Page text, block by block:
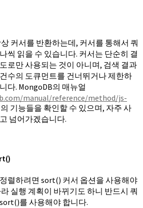
커서를 반환하는데, 커서를 통해서 쿼
씩 읽을 수 있습니다. 커서는 단순히 결
로만 사용되는 것이 아니며, 검색 결과
수의 도큐먼트를 건너뛰거나 제한하
다. MongoDB의 매뉴얼
manual/reference/method/js-
기능들을 확인할 수 있으며, 자주 사
넘어가겠습니다.
렬하려면 sort() 커서 옵션을 사용해야
실행 계획이 바뀌기도 하니 반드시 쿼
를 사용해야 합니다.